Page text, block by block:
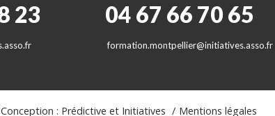
23 04 67 66 70 65
formation.montpellier@initiatives.asso.fr
Conception : Prédictive et Initiatives Mentions légales